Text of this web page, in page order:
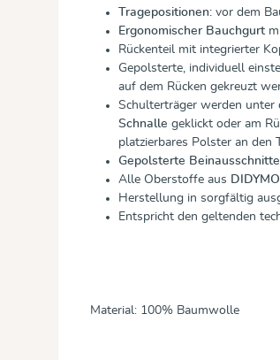
Tragepositionen: vor dem
Ergonomischer Bauchgurt
Rückenteil mit integrierter
Gepolsterte, individuell
auf dem Rücken gekreuzt
Schulterträger werden unter
Schnalle geklickt oder am
platzierbares Polster an den
Gepolsterte Beinausschnitte
Alle Oberstoffe aus
Herstellung in sorgfältig
Entspricht den geltenden
Material: 100% Baumwolle